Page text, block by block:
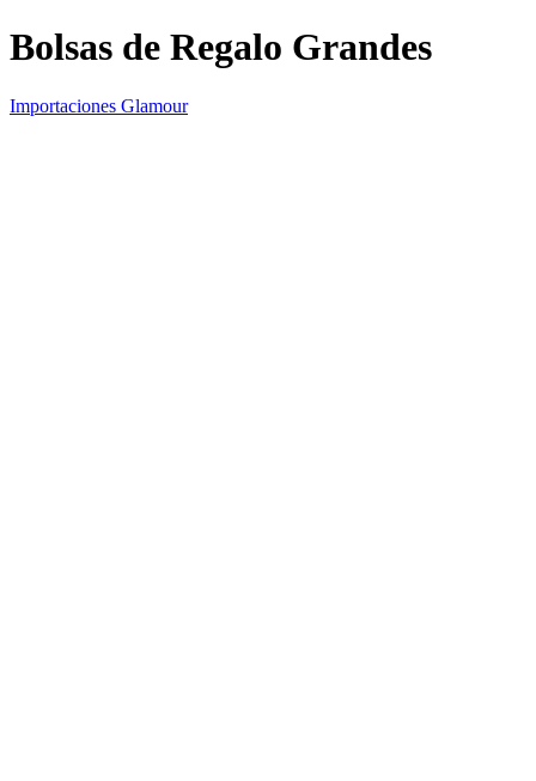
Bolsas de Regalo Grandes
Importaciones Glamour